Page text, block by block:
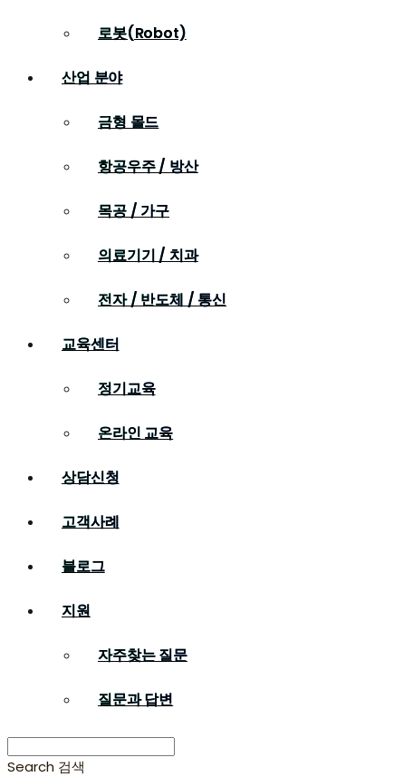
로봇(Robot)
산업 분야
금형 몰드
항공우주 / 방산
목공 / 가구
의료기기 / 치과
전자 / 반도체 / 통신
교육센터
정기교육
온라인 교육
상담신청
고객사례
블로그
지원
자주찾는 질문
질문과 답변
Search 검색